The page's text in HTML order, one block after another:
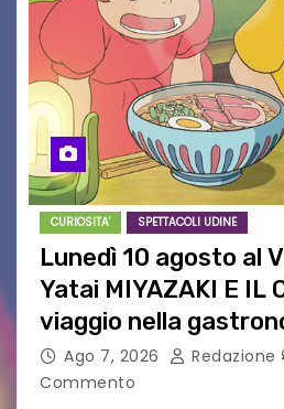
CURIOSITA' SPETTACOLI UDINE
Lunedì 10 agosto al
Yatai MIYAZAKI E IL
viaggio nella
nei film di Hayao
Ago 7, 2026 Redazione
Commento